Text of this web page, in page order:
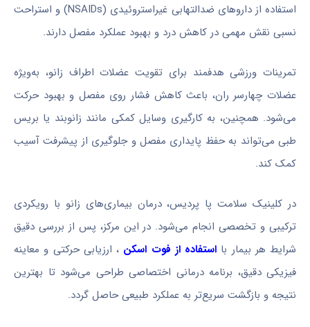
استفاده از داروهای ضدالتهابی غیراستروئیدی (NSAIDs) و استراحت
نسبی نقش مهمی در کاهش درد و بهبود عملکرد مفصل دارند.
تمرینات ورزشی هدفمند برای تقویت عضلات اطراف زانو، به‌ویژه
عضلات چهارسر ران، باعث کاهش فشار روی مفصل و بهبود حرکت
می‌شود. همچنین، به کارگیری وسایل کمکی مانند زانوبند یا بریس
طبی می‌تواند به حفظ پایداری مفصل و جلوگیری از پیشرفت آسیب
کمک کند.
در کلینیک سلامت پا پردیس، درمان بیماری‌های زانو با رویکردی
ترکیبی و تخصصی انجام می‌شود. در این مرکز، پس از بررسی دقیق
شرایط هر بیمار با استفاده از فوت اسکن ، ارزیابی حرکتی و معاینه
فیزیکی دقیق، برنامه درمانی اختصاصی طراحی می‌شود تا بهترین
نتیجه و بازگشت سریع‌تر به عملکرد طبیعی حاصل گردد.